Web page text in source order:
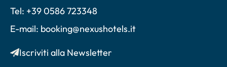
Tel: +39 0586 723348
E-mail: booking@nexushotels.it
Iscriviti alla Newsletter